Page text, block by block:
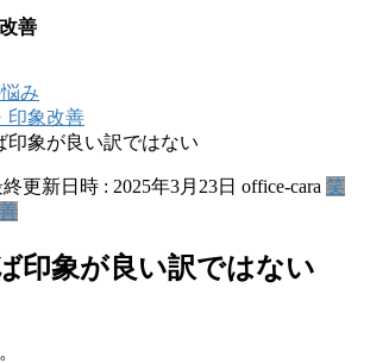
善
み
印象改善
印象が良い訳ではない
終更新日時 : 2025年3月23日 office-cara 笑
印象が良い訳ではない